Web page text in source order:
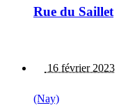
Rue du Saillet
16 février 2023
(Nay)